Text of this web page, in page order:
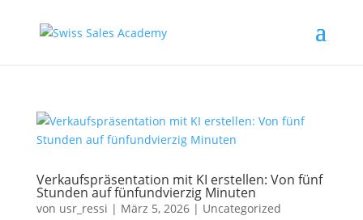
Verkaufspräsentation mit KI erstellen: Von fünf
Stunden auf fünfundvierzig Minuten
von usr_ressi | März 5, 2026| Uncategorized